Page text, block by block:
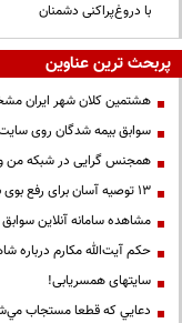
با دروغ‌پراکنی دشمنان
پربحث ترین عناوین
هشتمین کلان شهر ایران
سوابق بیمه شدگان روی
همجنس گرایی در شبکه من
13 توصیه آسان برای رفع بوی بد دهان
مشاهده سامانه آنلاين سوابق
حكم آيت‌الله مكارم درباره
سایتهای همسریابی!
دعايي كه قطعا مستجاب